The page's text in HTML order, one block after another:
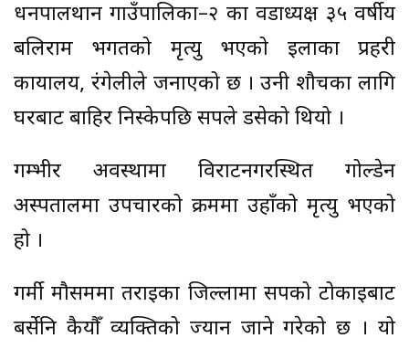
धनपालथान गाउँपालिका–२ का वडाध्यक्ष ३५ वर्षीय
बलिराम भगतको मृत्यु भएको इलाका प्रहरी
कार्यालय, रंगेलीले जनाएको छ । उनी शौचका लागि
घरबाट बाहिर निस्केपछि सर्पले डसेको थियो ।
गम्भीर अवस्थामा विराटनगरस्थित गोल्डेन
अस्पतालमा उपचारको क्रममा उहाँको मृत्यु भएको
हो ।
गर्मी मौसममा तराईका जिल्लामा सर्पको टोकाइबाट
बर्सेनि कैयौँ व्यक्तिको ज्यान जाने गरेको छ । यो